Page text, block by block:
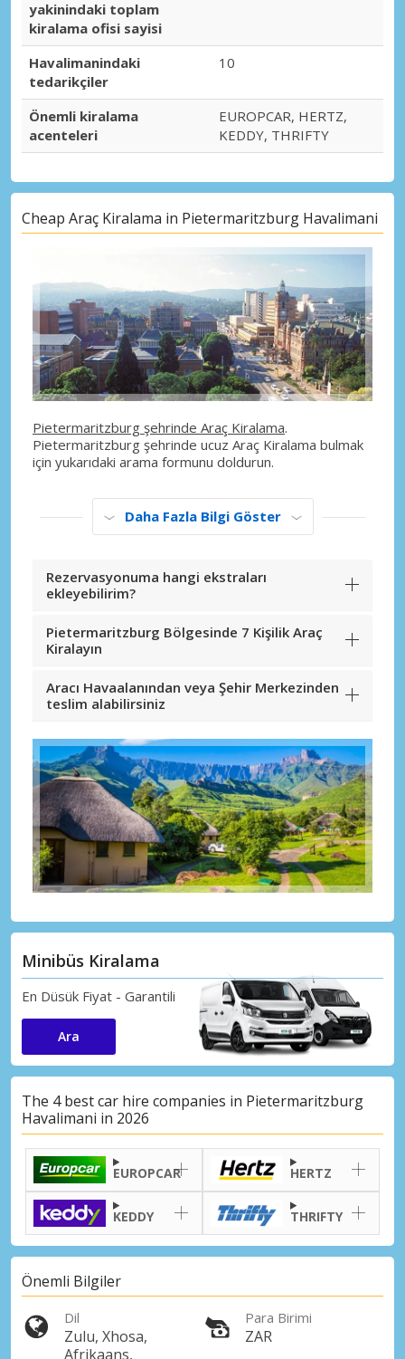
yakinindaki toplam
kiralama ofisi sayisi
Havalimanindaki
tedarikçiler
10
Önemli kiralama
acenteleri
EUROPCAR, HERTZ,
KEDDY, THRIFTY
Cheap Araç Kiralama in Pietermaritzburg Havalimani
Pietermaritzburg şehrinde Araç Kiralama.
Pietermaritzburg şehrinde ucuz Araç Kiralama bulmak
için yukarıdaki arama formunu doldurun.
Daha Fazla Bilgi Göster
Rezervasyonuma hangi ekstraları
ekleyebilirim?
Pietermaritzburg Bölgesinde 7 Kişilik Araç
Kiralayın
Aracı Havaalanından veya Şehir Merkezinden
teslim alabilirsiniz
Minibüs Kiralama
En Düsük Fiyat - Garantili
Ara
The 4 best car hire companies in Pietermaritzburg
Havalimani in 2026
EUROPCAR HERTZ
KEDDY THRIFTY
Önemli Bilgiler
Dil
Zulu, Xhosa,
Afrikaans,
Para Birimi
ZAR